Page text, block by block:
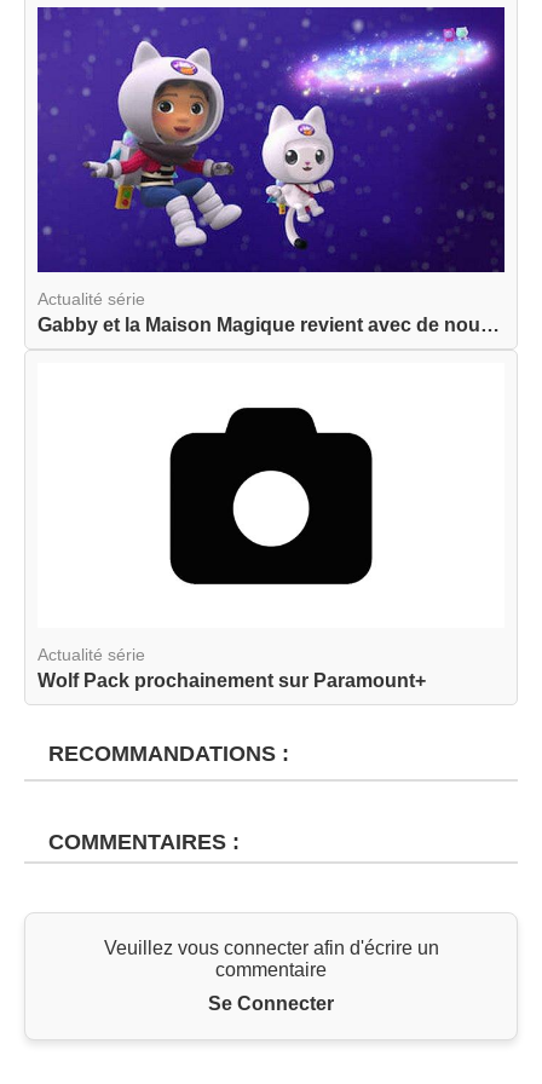
Actualité série
Gabby et la Maison Magique revient avec de nouve...
Actualité série
Wolf Pack prochainement sur Paramount+
RECOMMANDATIONS :
COMMENTAIRES :
Veuillez vous connecter afin d'écrire un
commentaire
Se Connecter